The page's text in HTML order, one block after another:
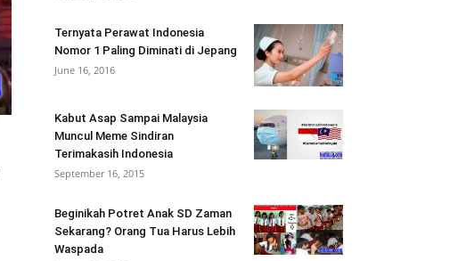
Ternyata Perawat Indonesia
Nomor 1 Paling Diminati di Jepang
June 16, 2016
Kabut Asap Sampai Malaysia
Muncul Meme Sindiran
Terimakasih Indonesia
September 16, 2015
Beginikah Potret Anak SD Zaman
Sekarang? Orang Tua Harus Lebih
Waspada